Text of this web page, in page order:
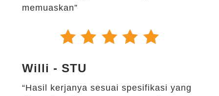
memuaskan”
Willi - STU
“Hasil kerjanya sesuai spesifikasi yang